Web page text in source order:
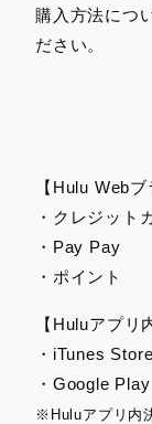
購入方法につ
ださい。
【Hulu Webブ
・クレジット
・Pay Pay
・ポイント
【Huluアプリ
・iTunes Store
・Google Play
※Huluアプリ内